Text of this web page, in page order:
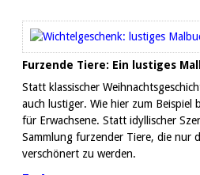
Furzende Tiere: Ein lustiges
Statt klassischer
auch lustiger. Wie hier zum Beispiel
für Erwachsene. Statt idyllischer
Sammlung furzender Tiere, die nur
verschönert zu werden.